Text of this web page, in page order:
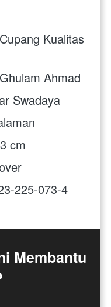
Kualitas
Ahmad
Swadaya
cm
225-073-4
Membantu